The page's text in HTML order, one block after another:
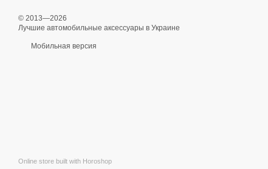
© 2013—2026
Лучшие автомобильные аксессуары в Украине
Мобильная версия
Online store built with Horoshop